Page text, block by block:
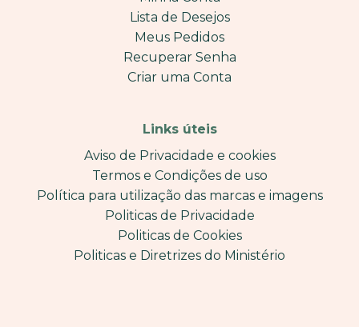
Lista de Desejos
Meus Pedidos
Recuperar Senha
Criar uma Conta
Links úteis
Aviso de Privacidade e cookies
Termos e Condições de uso
Política para utilização das marcas e imagens
Politicas de Privacidade
Politicas de Cookies
Politicas e Diretrizes do Ministério